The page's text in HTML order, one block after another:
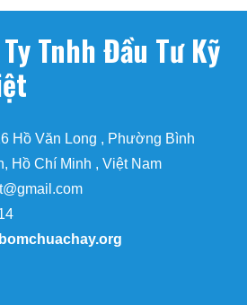
Tnhh Đầu Tư Kỹ
Hồ Văn Long , Phường Bình
Hồ Chí Minh , Việt Nam